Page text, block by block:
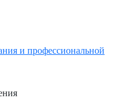
и профессиональной